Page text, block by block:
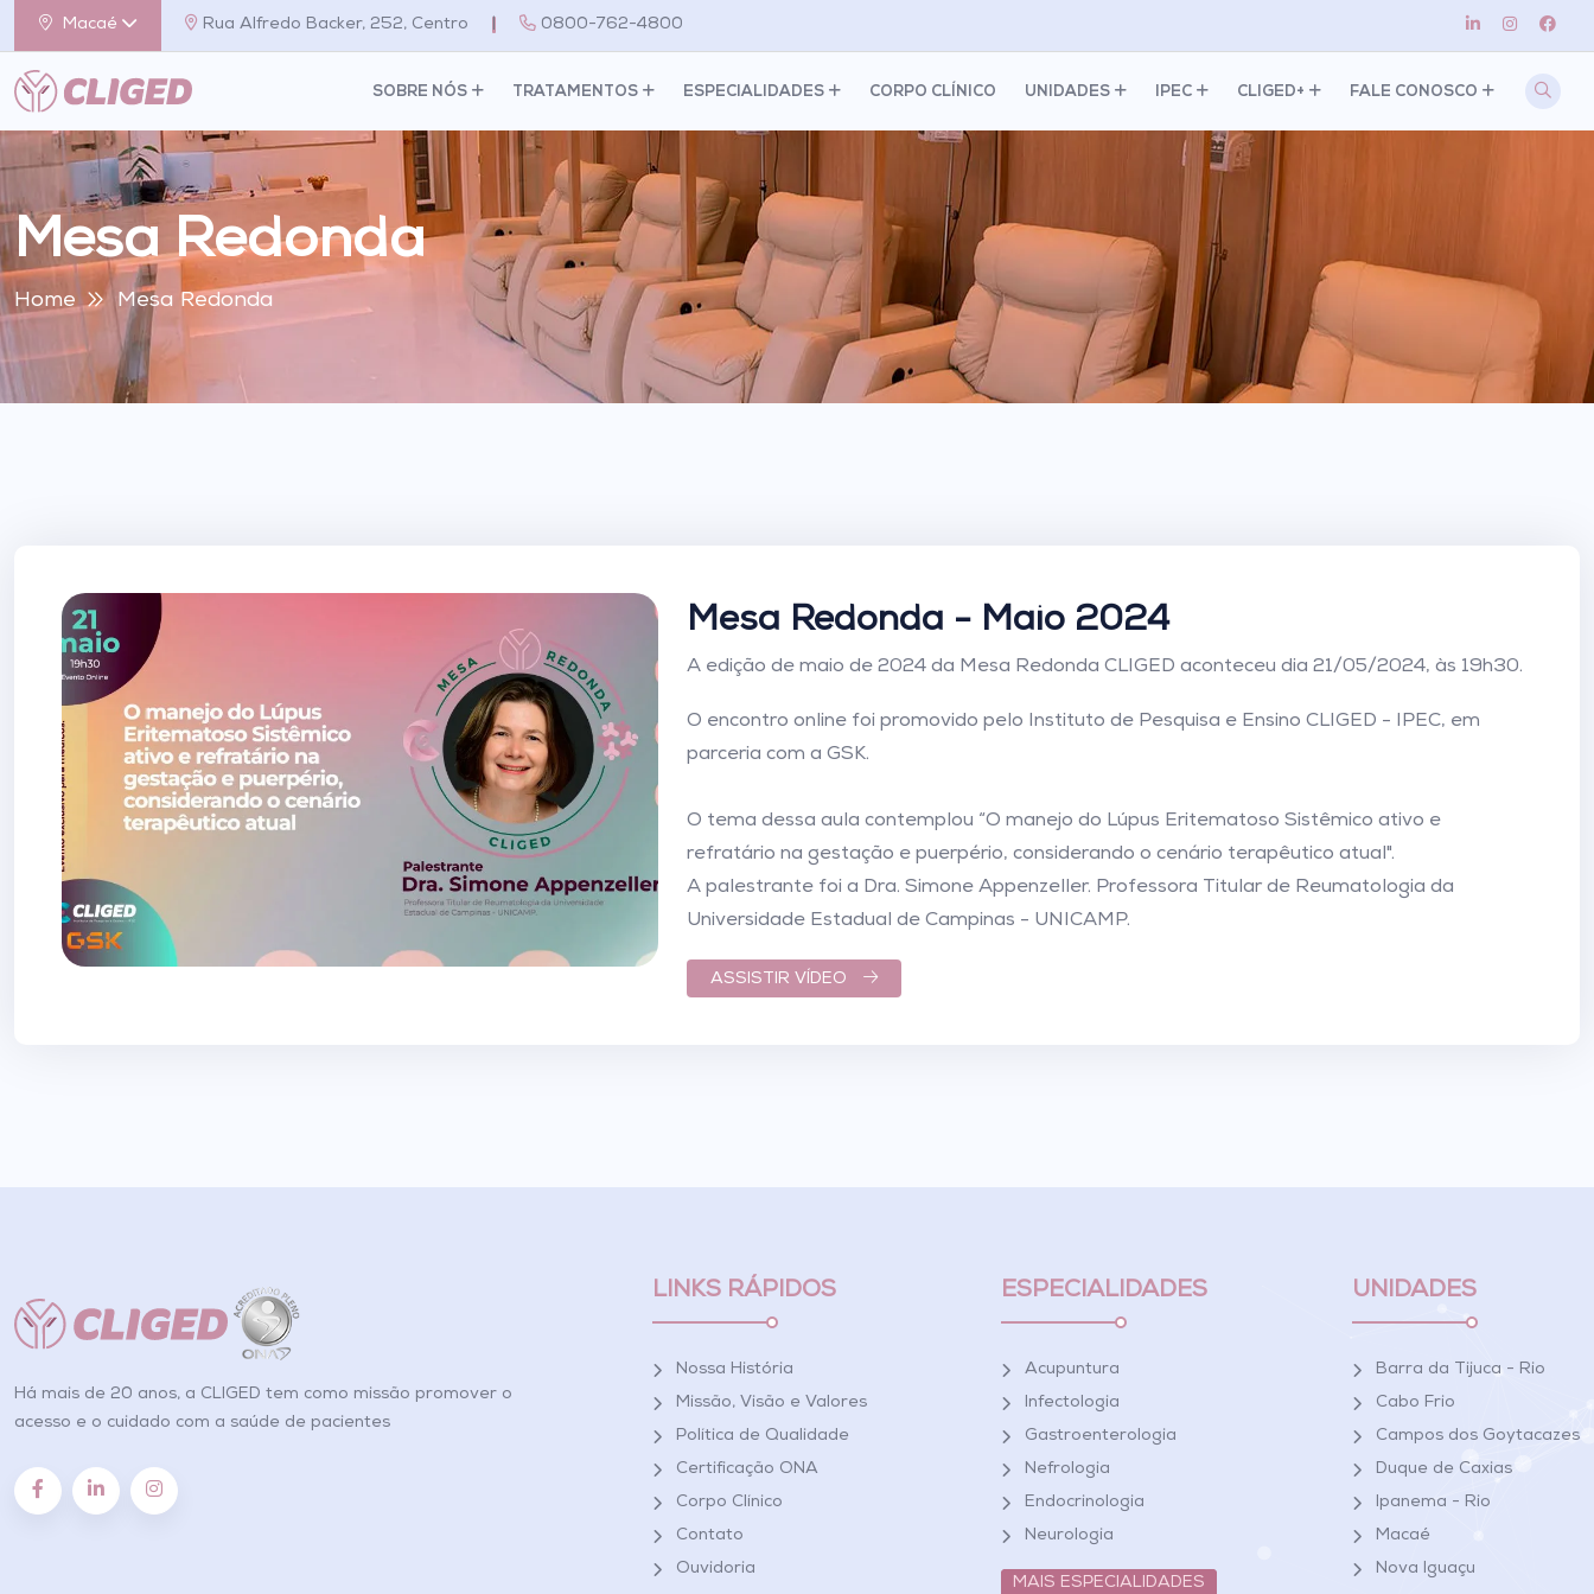
Macaé Rua Alfredo Backer, 252, Centro 0800-762-4800
SOBRE NÓS TRATAMENTOS ESPECIALIDADES CORPO CLÍNICO UNIDADES IPEC CLIGED+ FALE CONOSCO
Mesa Redonda
Home Mesa Redonda
Mesa Redonda - Maio 2024
A edição de maio de 2024 da Mesa Redonda CLIGED aconteceu dia 21/05/2024, às 19h30.
O encontro online foi promovido pelo Instituto de Pesquisa e Ensino CLIGED - IPEC, em
parceria com a GSK.
O tema dessa aula contemplou “O manejo do Lúpus Eritematoso Sistêmico ativo e
refratário na gestação e puerpério, considerando o cenário terapêutico atual".
A palestrante foi a Dra. Simone Appenzeller. Professora Titular de Reumatologia da
Universidade Estadual de Campinas - UNICAMP.
ASSISTIR VÍDEO
Há mais de 20 anos, a CLIGED tem como missão promover o
acesso e o cuidado com a saúde de pacientes
LINKS RÁPIDOS
Nossa História
Missão, Visão e Valores
Política de Qualidade
Certificação ONA
Corpo Clínico
Contato
Ouvidoria
ESPECIALIDADES
Acupuntura
Infectologia
Gastroenterologia
Nefrologia
Endocrinologia
Neurologia
MAIS ESPECIALIDADES
UNIDADES
Barra da Tijuca - Rio
Cabo Frio
Campos dos Goytacazes
Duque de Caxias
Ipanema - Rio
Macaé
Nova Iguaçu